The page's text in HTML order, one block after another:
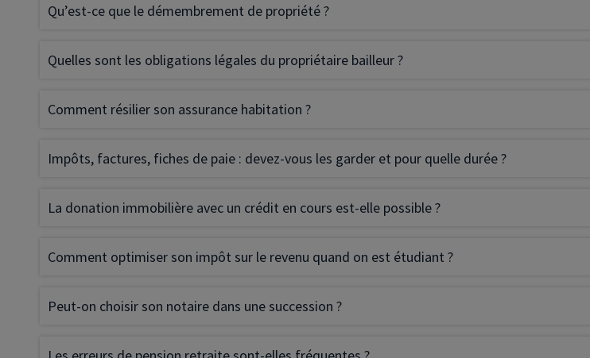
Qu’est-ce que le démembrement de propriété ?
Quelles sont les obligations légales du propriétaire bailleur ?
Comment résilier son assurance habitation ?
Impôts, factures, fiches de paie : devez-vous les garder et pour quelle durée ?
La donation immobilière avec un crédit en cours est-elle possible ?
Comment optimiser son impôt sur le revenu quand on est étudiant ?
Peut-on choisir son notaire dans une succession ?